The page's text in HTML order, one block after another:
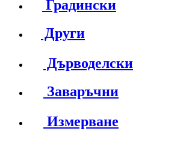
Градински
Други
Дърводелски
Заваръчни
Измерване